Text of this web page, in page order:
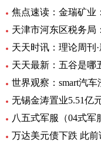
天天最新：五谷是哪
世界观察：smart汽
无锡金涛置业5.51亿
八五式军服（04式军